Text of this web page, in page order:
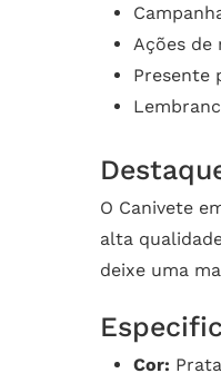
Ações de
Presente
O Canivete
alta
deixe uma
Cor: Prata